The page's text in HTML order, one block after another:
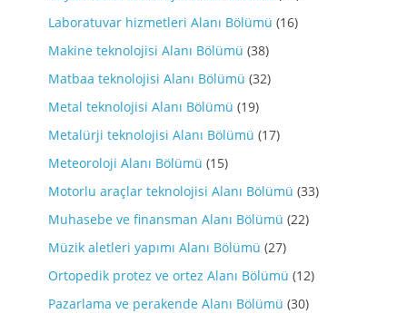
Laboratuvar hizmetleri Alanı Bölümü (16)
Makine teknolojisi Alanı Bölümü (38)
Matbaa teknolojisi Alanı Bölümü (32)
Metal teknolojisi Alanı Bölümü (19)
Metalürji teknolojisi Alanı Bölümü (17)
Meteoroloji Alanı Bölümü (15)
Motorlu araçlar teknolojisi Alanı Bölümü (33)
Muhasebe ve finansman Alanı Bölümü (22)
Müzik aletleri yapımı Alanı Bölümü (27)
Ortopedik protez ve ortez Alanı Bölümü (12)
Pazarlama ve perakende Alanı Bölümü (30)